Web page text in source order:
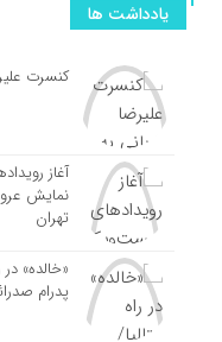
یادداشت ها
کنسرت
آغاز
نمایش
تهران
«خالده»
پدرام